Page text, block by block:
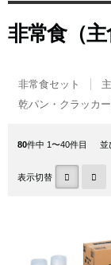
非常食（主
非常食セット
乾パン・クラッカ
80件中 1〜40件目 並
表示切替